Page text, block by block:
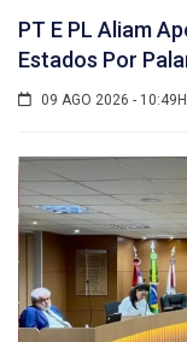
PT E PL Aliam
Estados Por
09 AGO 2026 - 10:49H